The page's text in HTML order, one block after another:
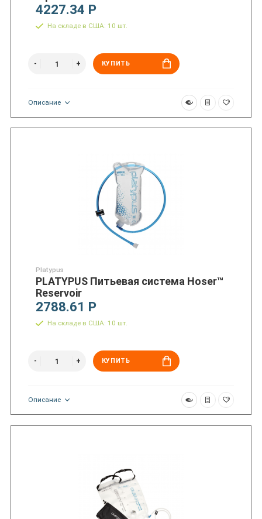
4227.34 Р
На складе в США: 10 шт.
КУПИТЬ
Описание
Platypus
PLATYPUS Питьевая система Hoser™
Reservoir
2788.61 Р
На складе в США: 10 шт.
КУПИТЬ
Описание